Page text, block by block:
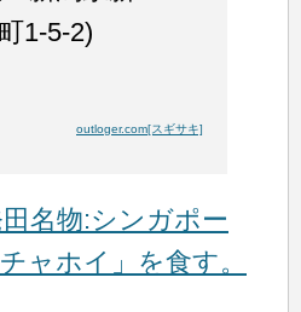
1-5-2)
outloger.com[スギサキ]
名物:シンガポー
ャホイ」を食す。